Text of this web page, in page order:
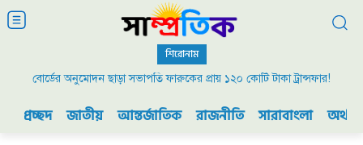
শিরোনাম
বোর্ডের অনুমোদন ছাড়া সভাপতি ফারুকের প্রায় ১২০ কোটি টাকা ট্রান্সফার!
প্রচ্ছদ জাতীয় আন্তর্জাতিক রাজনীতি সারাবাংলা